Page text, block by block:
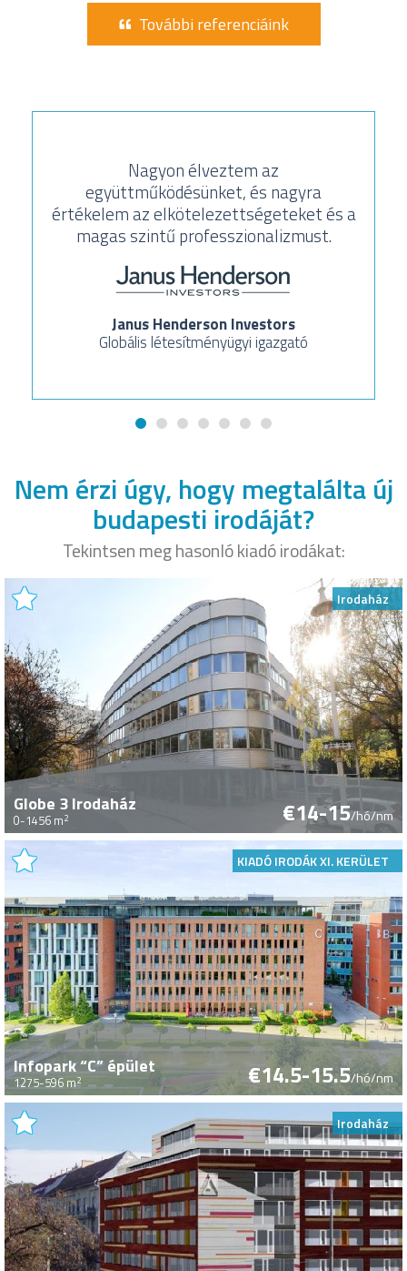
További referenciáink
Nagyon élveztem az
együttműködésünket, és nagyra
értékelem az elkötelezettségeteket és a
magas szintű professzionalizmust.
Janus Henderson Investors
Globális létesítményügyi igazgató
Nem érzi úgy, hogy megtalálta új
budapesti irodáját?
Tekintsen meg hasonló kiadó irodákat:
Irodaház
Globe 3 Irodaház
0-1456 m2 €14-15/hó/nm
KIADÓ IRODÁK XI. KERÜLET
Infopark “C” épület
1275-596 m2 €14.5-15.5/hó/nm
Irodaház